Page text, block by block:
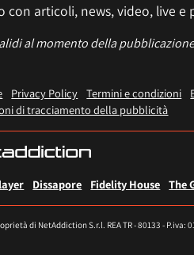
con articoli, news, video, live e
al momento della
Privacy Policy Termini e condizioni
di tracciamento della pubblicità
Dissapore Fidelity House The
di NetAddiction S.r.l. REA TR - 80133 - P.iva: